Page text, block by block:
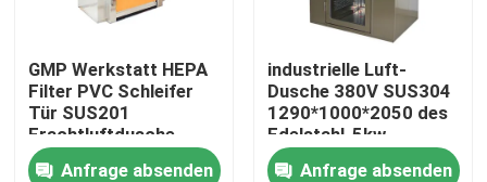
GMP Werkstatt HEPA
Filter PVC Schleifer
Tür SUS201
Frachtluftdusche
Anfrage absenden
industrielle Luft-
Dusche 380V SUS304
1290*1000*2050 des
Edelstahl-5kw
Anfrage absenden